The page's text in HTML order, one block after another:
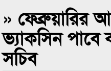
পুরস্কার বিতরণ সম্পন্ন
» ফেব্রুয়ারির
ভ্যাকসিন পাবে
সচিব